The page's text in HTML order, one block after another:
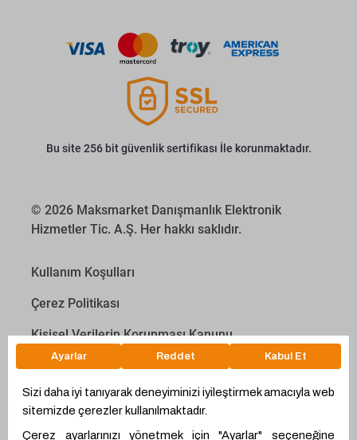
WhatsApp
Bu site 256 bit güvenlik sertifikası İle korunmaktadır.
© 2026 Maksmarket Danışmanlık Elektronik
Hizmetler Tic. A.Ş. Her hakkı saklıdır.
Kullanım Koşulları
Çerez Politikası
Kişisel Verilerin Korunması Kanunu
İletişim Aydınlatma Metni
Proyakıt
Ödeme Hesaplama Aracı